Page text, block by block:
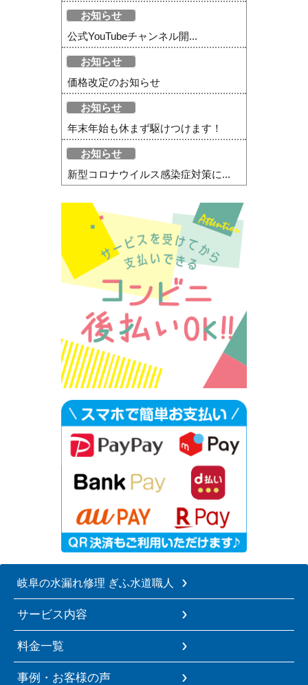
お知らせ
公式YouTubeチャンネル開...
お知らせ
価格改定のお知らせ
お知らせ
年末年始も休まず駆けつけます！
お知らせ
新型コロナウイルス感染症対策に...
岐阜の水漏れ修理 ぎふ水道職人
サービス内容
料金一覧
事例・お客様の声